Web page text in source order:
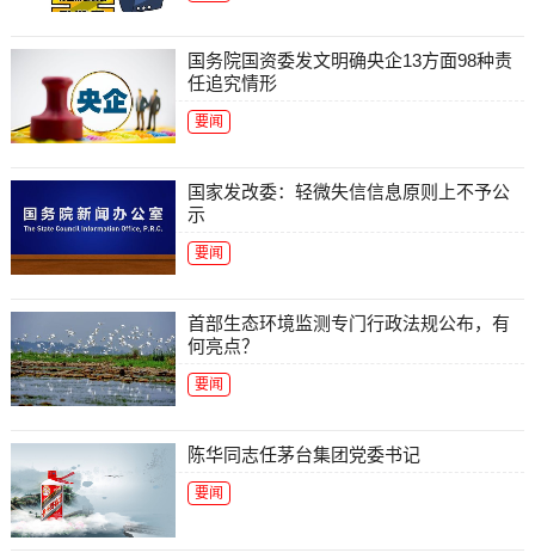
国务院国资委发文明确央企13方面98种责
任追究情形
要闻
国家发改委：轻微失信信息原则上不予公
示
要闻
首部生态环境监测专门行政法规公布，有
何亮点？
要闻
陈华同志任茅台集团党委书记
要闻